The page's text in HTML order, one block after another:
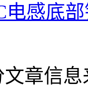
电感底
章信